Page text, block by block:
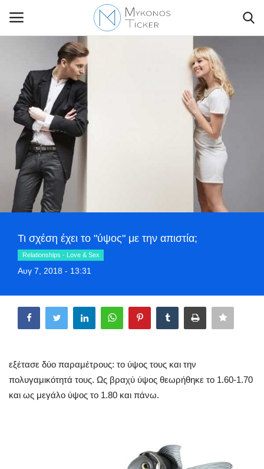
Contact Us
Politique
Business
Travel
World
Style Adorés
Greece
Entertainment
Mykonos
Mykonos Ticker TV
Τι σχέση έχει το "ύψος" με την απιστία;
Relationships - Love & Sex
Αυγ 7, 2018 - 13:31
εξέτασε δύο παραμέτρους: το ύψος τους και την
πολυγαμικότητά τους. Ως βραχύ ύψος θεωρήθηκε το 1.60-1.70
και ως μεγάλο ύψος το 1.80 και πάνω.